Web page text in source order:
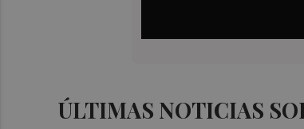
ÚLTIMAS NOTICIAS